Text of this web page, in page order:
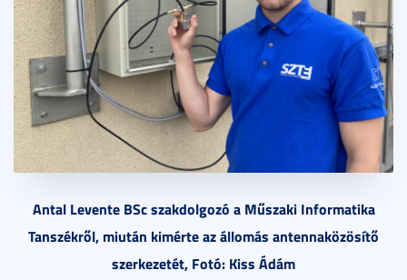
Antal Levente BSc szakdolgozó a Műszaki Informatika
Tanszékről, miután kimérte az állomás antennaközösítő
szerkezetét, Fotó: Kiss Ádám